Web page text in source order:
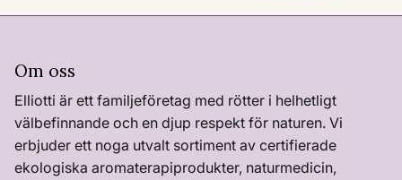
Om oss
Elliotti är ett familjeföretag med rötter i helhetligt
välbefinnande och en djup respekt för naturen. Vi
erbjuder ett noga utvalt sortiment av certifierade
ekologiska aromaterapiprodukter, naturmedicin,